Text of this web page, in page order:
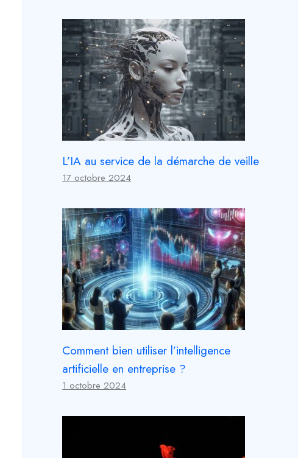
L’IA au service de la démarche de veille
17 octobre 2024
Comment bien utiliser l’intelligence
artificielle en entreprise ?
1 octobre 2024